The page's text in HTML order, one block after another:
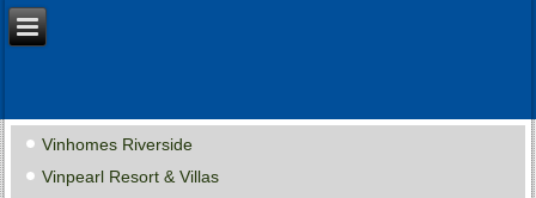
Vinhomes Riverside
Vinpearl Resort & Villas